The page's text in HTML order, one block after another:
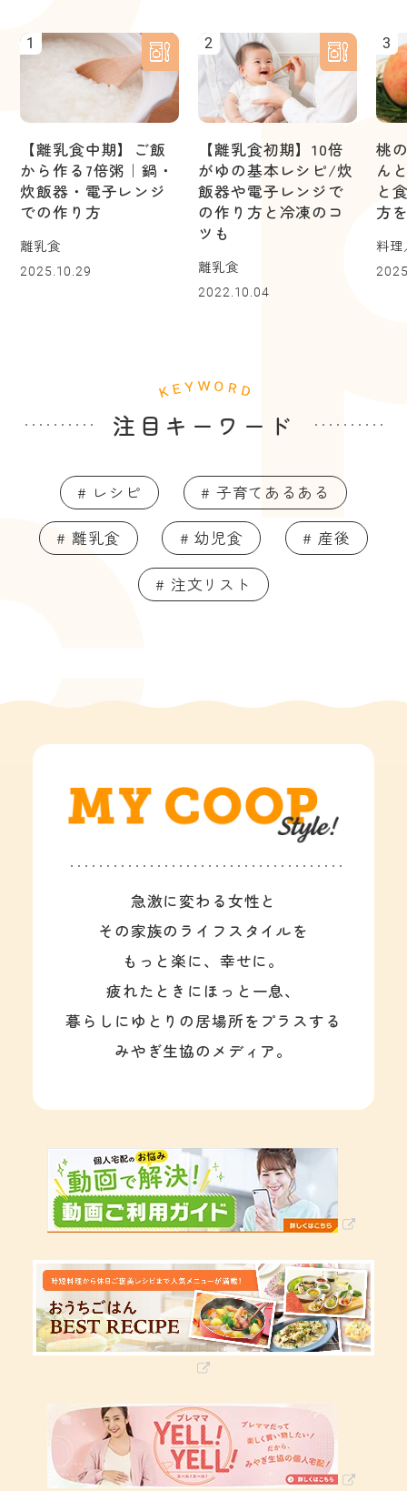
1
【離乳食中期】ご飯
から作る7倍粥｜鍋・
炊飯器・電子レンジ
での作り方
離乳食
2025.10.29
2
【離乳食初期】10倍
がゆの基本レシピ/炊
飯器や電子レンジで
の作り方と冷凍のコ
ツも
離乳食
2022.10.04
3
桃
ん
と
方
料
注目キーワード
# レシピ # 子育てあるある
# 離乳食 # 幼児食 # 産後
# 注文リスト
急激に変わる女性と
その家族のライフスタイルを
もっと楽に、幸せに。
疲れたときにほっと一息、
暮らしにゆとりの居場所をプラスする
みやぎ生協のメディア。